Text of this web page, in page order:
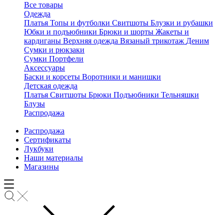
Все товары
Одежда
Платья Топы и футболки Свитшоты Блузки и рубашки
Юбки и подъюбники Брюки и шорты Жакеты и
кардиганы Верхняя одежда Вязаный трикотаж Деним
Сумки и рюкзаки
Сумки Портфели
Аксессуары
Баски и корсеты Воротники и манишки
Детская одежда
Платья Свитшоты Брюки Подъюбники Тельняшки
Блузы
Распродажа
Распродажа
Сертификаты
Лукбуки
Наши материалы
Магазины